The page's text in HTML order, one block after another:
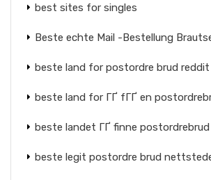
best sites for singles
Beste echte Mail -Bestellung
beste land for postordre brud reddit
beste land for ГҐ fГҐ en
beste landet ГҐ finne postordrebrud
beste legit postordre brud